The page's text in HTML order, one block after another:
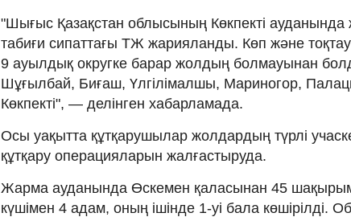
"Шығыс Қазақстан облысының Көкпекті ауданында
табиғи сипаттағы ТЖ жарияланды. Көп және
9 ауылдық округке барар жолдың болмауынан
Шұғылбай, Биғаш, Үлгілімалшы, Мариногор,
Көкпекті", — делінген хабарламада.
Осы уақытта құтқарушылар жолдардың түрлі
құтқару операцияларын жалғастыруда.
Жарма ауданында Өскемен қаласынан 45
күшімен 4 адам, оның ішінде 1-уі бала көшірілді.